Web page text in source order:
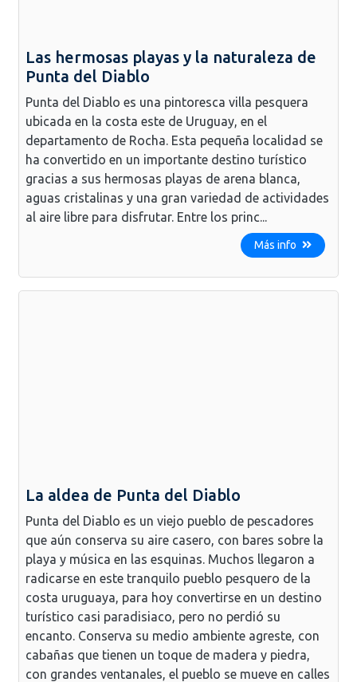
Las hermosas playas y la naturaleza de
Punta del Diablo
Punta del Diablo es una pintoresca villa pesquera
ubicada en la costa este de Uruguay, en el
departamento de Rocha. Esta pequeña localidad se
ha convertido en un importante destino turístico
gracias a sus hermosas playas de arena blanca,
aguas cristalinas y una gran variedad de actividades
al aire libre para disfrutar. Entre los princ...
Más info
La aldea de Punta del Diablo
Punta del Diablo es un viejo pueblo de pescadores
que aún conserva su aire casero, con bares sobre la
playa y música en las esquinas. Muchos llegaron a
radicarse en este tranquilo pueblo pesquero de la
costa uruguaya, para hoy convertirse en un destino
turístico casi paradisiaco, pero no perdió su
encanto. Conserva su medio ambiente agreste, con
cabañas que tienen un toque de madera y piedra,
con grandes ventanales, el pueblo se mueve en calles